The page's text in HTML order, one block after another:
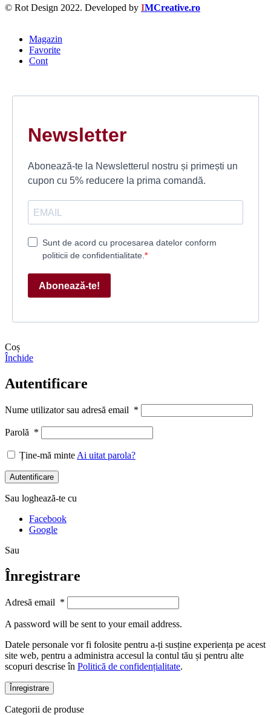
© Rot Design 2022. Developed by IMCreative.ro
Magazin
Favorite
Cont
Newsletter
Abonează-te la Newsletterul nostru și primești un
cupon cu 5% reducere la prima comandă.
Sunt de acord cu procesarea datelor conform
politicii de confidentialitate.
Abonează-te!
Coș
Închide
Autentificare
Nume utilizator sau adresă email *
Parolă *
Ține-mă minte Ai uitat parola?
Autentificare
Sau loghează-te cu
Facebook
Google
Sau
Înregistrare
Adresă email *
A password will be sent to your email address.
Datele personale vor fi folosite pentru a-ți susține experiența pe acest
site web, pentru a administra accesul la contul tău și pentru alte
scopuri descrise în Politică de confidențialitate.
Înregistrare
Categorii de produse